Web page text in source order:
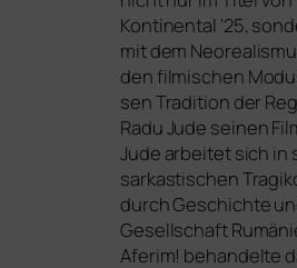
Kontinental ‘25,
mit dem
den fil­mi­schen
sen Tradition der
Radu Jude sei­nen
Jude arbei­tet sich in
sar­kas­ti­schen
durch Geschichte
Gesellschaft
Aferim! behan­del­te